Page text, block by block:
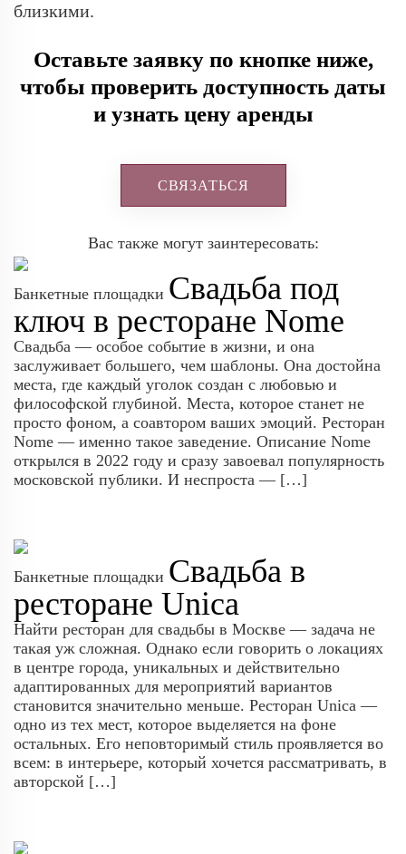
близкими.
Оставьте заявку по кнопке ниже,
чтобы проверить доступность даты
и узнать цену аренды
СВЯЗАТЬСЯ
Вас также могут заинтересовать:
Банкетные площадки Свадьба под
ключ в ресторане Nome
Свадьба — особое событие в жизни, и она
заслуживает большего, чем шаблоны. Она достойна
места, где каждый уголок создан с любовью и
философской глубиной. Места, которое станет не
просто фоном, а соавтором ваших эмоций. Ресторан
Nome — именно такое заведение. Описание Nome
открылся в 2022 году и сразу завоевал популярность
московской публики. И неспроста — […]
Банкетные площадки Свадьба в
ресторане Unica
Найти ресторан для свадьбы в Москве — задача не
такая уж сложная. Однако если говорить о локациях
в центре города, уникальных и действительно
адаптированных для мероприятий вариантов
становится значительно меньше. Ресторан Unica —
одно из тех мест, которое выделяется на фоне
остальных. Его неповторимый стиль проявляется во
всем: в интерьере, который хочется рассматривать, в
авторской […]